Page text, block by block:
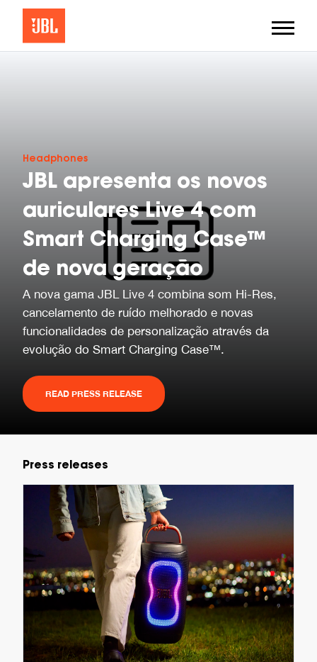
Headphones
JBL apresenta os novos
auriculares Live 4 com
Smart Charging Case™
de nova geração
A nova gama JBL Live 4 combina som Hi-Res,
cancelamento de ruído melhorado e novas
funcionalidades de personalização através da
evolução do Smart Charging Case™.
READ PRESS RELEASE
Press releases